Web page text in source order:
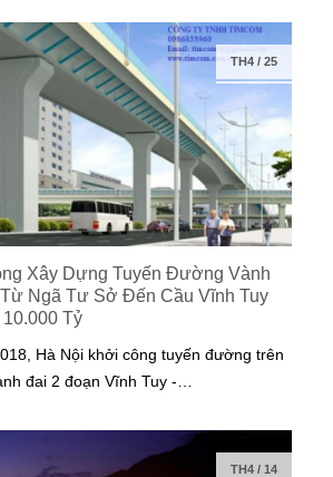
TH4/ 25
Xây Dựng Tuyến Đường Vành
Ngã Tư Sở Đến Cầu Vĩnh Tuy
Tỷ
Hà Nội khởi công tuyến đường trên
đai 2 đoạn Vĩnh Tuy -…
TH4/ 14